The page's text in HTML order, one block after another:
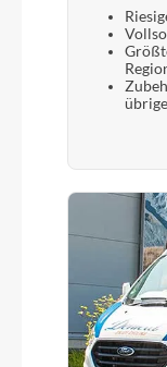
Bosch
CUBE